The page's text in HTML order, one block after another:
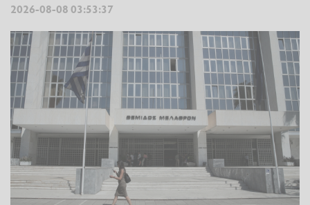
2026-08-08 03:53:37